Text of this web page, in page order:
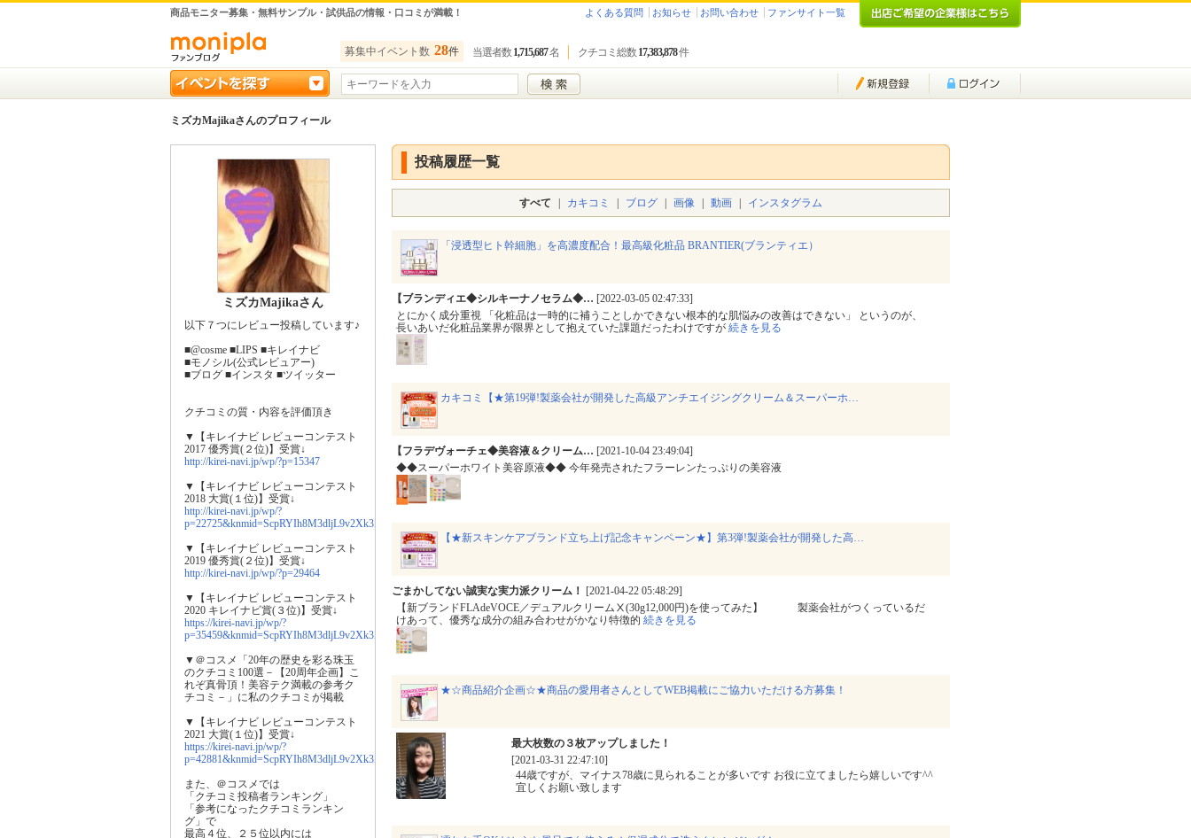
商品モニター募集・無料サンプル・試供品の情報・口コミが満載！ よくある質問 お知らせ お問い合わせ ファンサイト一覧
募集中イベント数 28件 当選者数 1,715,687名 クチコミ総数 17,383,878件
ミズカMajikaさんのプロフィール
ミズカMajikaさん
以下７つにレビュー投稿しています♪
■@cosme ■LIPS ■キレイナビ
■モノシル(公式レビュアー)
■ブログ ■インスタ ■ツイッター
クチコミの質・内容を評価頂き
▼【キレイナビ レビューコンテスト
2017 優秀賞(２位)】受賞↓
http://kirei-navi.jp/wp/?p=15347
▼【キレイナビ レビューコンテスト
2018 大賞(１位)】受賞↓
http://kirei-navi.jp/wp/?
p=22725&knmid=ScpRYIh8M3dljL9v2Xk3XgLkdoq40jbG
▼【キレイナビ レビューコンテスト
2019 優秀賞(２位)】受賞↓
http://kirei-navi.jp/wp/?p=29464
▼【キレイナビ レビューコンテスト
2020 キレイナビ賞(３位)】受賞↓
https://kirei-navi.jp/wp/?
p=35459&knmid=ScpRYIh8M3dljL9v2Xk3XgLkdoq40jbG
▼＠コスメ「20年の歴史を彩る珠玉
のクチコミ100選－【20周年企画】こ
れぞ真骨頂！美容テク満載の参考ク
チコミ－」に私のクチコミが掲載
▼【キレイナビ レビューコンテスト
2021 大賞(１位)】受賞↓
https://kirei-navi.jp/wp/?
p=42881&knmid=ScpRYIh8M3dljL9v2Xk3XgLkdoq40jbG
また、＠コスメでは
「クチコミ投稿者ランキング」
「参考になったクチコミランキン
グ」で
最高４位、２５位以内には
投稿履歴一覧
すべて カキコミ ブログ 画像 動画 インスタグラム
「浸透型ヒト幹細胞」を高濃度配合！最高級化粧品 BRANTIER(ブランティエ）
【ブランディエ◆シルキーナノセラム◆… [2022-03-05 02:47:33]
とにかく成分重視 「化粧品は一時的に補うことしかできない根本的な肌悩みの改善はできない」 というのが、
長いあいだ化粧品業界が限界として抱えていた課題だったわけですが 続きを見る
カキコミ【★第19弾!製薬会社が開発した高級アンチエイジングクリーム＆スーパーホ…
【フラデヴォーチェ◆美容液＆クリーム… [2021-10-04 23:49:04]
◆◆スーパーホワイト美容原液◆◆ 今年発売されたフラーレンたっぷりの美容液
【★新スキンケアブランド立ち上げ記念キャンペーン★】第3弾!製薬会社が開発した高…
ごまかしてない誠実な実力派クリーム！ [2021-04-22 05:48:29]
【新ブランドFLAdeVOCE／デュアルクリームⅩ(30g12,000円)を使ってみた】 製薬会社がつくっているだ
けあって、優秀な成分の組み合わせがかなり特徴的 続きを見る
★☆商品紹介企画☆★商品の愛用者さんとしてWEB掲載にご協力いただける方募集！
最大枚数の３枚アップしました！
[2021-03-31 22:47:10]
44歳ですが、マイナス78歳に見られることが多いです お役に立てましたら嬉しいです^^
宜しくお願い致します